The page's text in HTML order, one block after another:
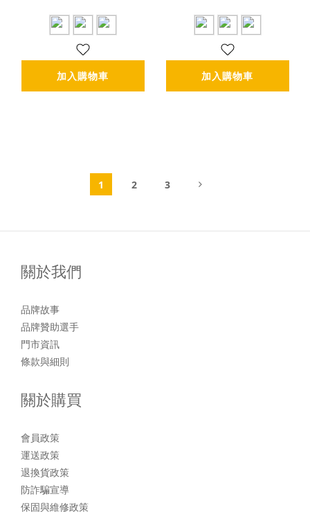
加入購物車 加入購物車
1 2 3
關於我們
品牌故事
品牌贊助選手
門市資訊
條款與細則
關於購買
會員政策
運送政策
退換貨政策
防詐騙宣導
保固與維修政策